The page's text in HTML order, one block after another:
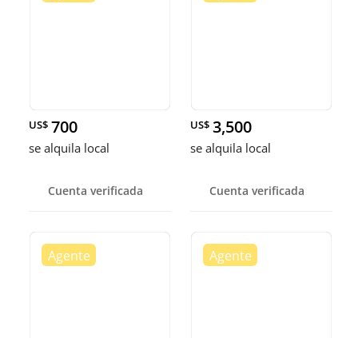
US$ 700
se alquila local
Cuenta verificada
US$ 3,500
se alquila local
Cuenta verificada